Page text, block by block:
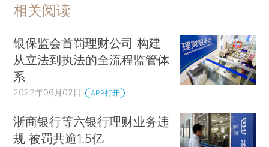
相关阅读
银保监会首罚理财公司 构建
从立法到执法的全流程监管体
系
2022年06月02日 APP打开
浙商银行等六银行理财业务违
规 被罚共逾1.5亿